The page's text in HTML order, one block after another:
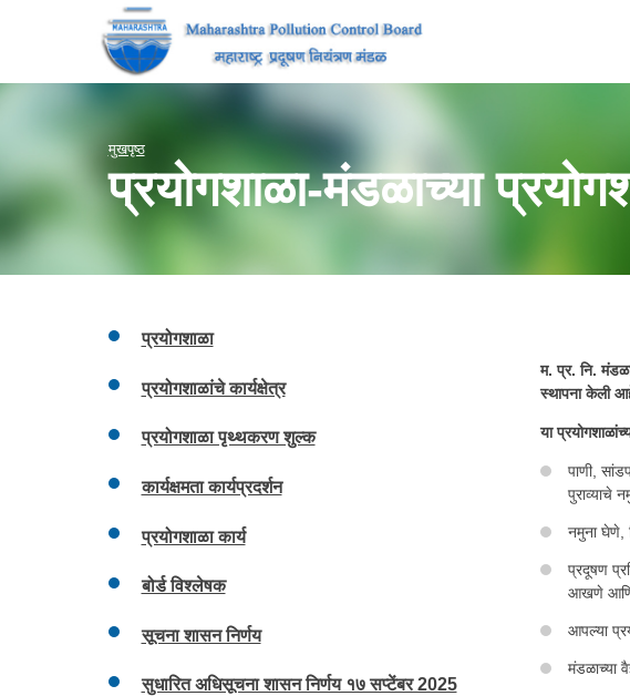
मुखपृष्ठ
प्रयोगशाळा-मंडळाच्या
म. प्र. नि.
स्थापना केली
या
पाणी,
पुराव्याचे
नमुना घेणे,
प्रदूषण
आखणे आणि
आपल्या
मंडळाच्या
प्रयोगशाळा
प्रयोगशाळांचे कार्यक्षेत्र
प्रयोगशाळा पृथ्थकरण शुल्क
कार्यक्षमता कार्यप्रदर्शन
प्रयोगशाळा कार्य
बोर्ड विश्लेषक
सूचना शासन निर्णय
सुधारित अधिसूचना शासन निर्णय १७ सप्टेंबर 2025